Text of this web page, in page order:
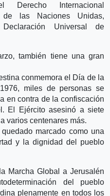
Derecho Internacional
las Naciones Unidas,
Universal de
también tiene una gran
conmemora el Día de la
miles de personas se
en contra de la confiscación
El Ejército asesinó a siete
varios centenares más.
marcado como una
y la dignidad del pueblo
Marcha Global a Jerusalén
del pueblo
plenamente en todos los